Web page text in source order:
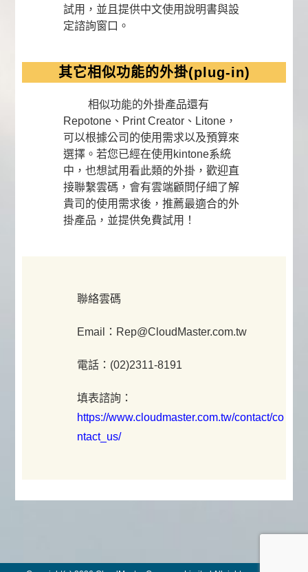
試用，並且提供中文使用說明書與設
定諮詢窗口。
其它相似功能的外掛(plug-in)
相似功能的外掛產品還有
Repotone、Print Creator、Litone，
可以根據公司的使用需求以及預算來
選擇。若您已經在使用kintone系統
中，也想試用看此類的外掛，歡迎直
接聯繫雲碼，會有雲端顧問仔細了解
貴司的使用需求後，推薦最適合的外
掛產品，並提供免費試用！
聯絡雲碼
Email：Rep@CloudMaster.com.tw
電話：(02)2311-8191
填表諮詢：
https://www.cloudmaster.com.tw/contact/co
ntact_us/